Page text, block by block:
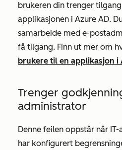
brukeren din trenger
applikasjonen i Azure AD.
samarbeide med e-
få tilgang. Finn ut mer om
brukere til en applikasjon i
Trenger
administrator
Denne feilen oppstår når
har konfigurert